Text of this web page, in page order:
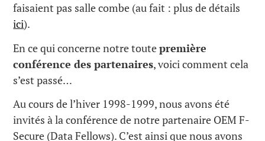
faisaient pas salle combe (au fait : plus de détails
ici).
En ce qui concerne notre toutepremière
conférence des partenaires, voici comment cela
s’est passé…
Au cours de l’hiver 1998-1999, nous avons été
invités à la conférence de notre partenaire OEM F-
Secure (Data Fellows). C’est ainsi que nous avons